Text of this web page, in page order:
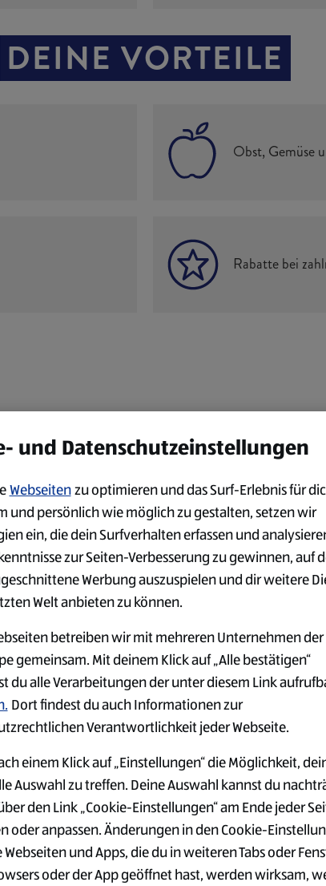
DEINE VORTEILE
Obst, Gemüse
Rabatte bei
EINSATZORT
aufgrund deiner Datenschutzeinstellungen nicht
HIER, UM DEN INHALT ZU AKTIVIEREN
und Datenschutzeinstellungen
Webseitenzu optimieren und das Surf-Erlebnis für
und persönlich wie möglich zu gestalten, setzen wir
ein, die dein Surfverhalten erfassen und
zur Seiten-Verbesserung zu gewinnen, auf
Werbung auszuspielen und dir weitere
Welt anbieten zu können.
betreiben wir mit mehreren Unternehmen der
gemeinsam. Mit deinem Klick auf „Alle bestätigen“
du alle Verarbeitungen der unter diesem Link
Dort findest du auch Informationen zur
Verantwortlichkeit jeder Webseite.
einem Klick auf „Einstellungen“ die Möglichkeit,
Auswahl zu treffen. Deine Auswahl kannst du
den Link „Cookie-Einstellungen“ am Ende jeder
oder anpassen. Änderungen in den Cookie-
und Apps, die du in weiteren Tabs oder
oder der App geöffnet hast, werden wirksam,